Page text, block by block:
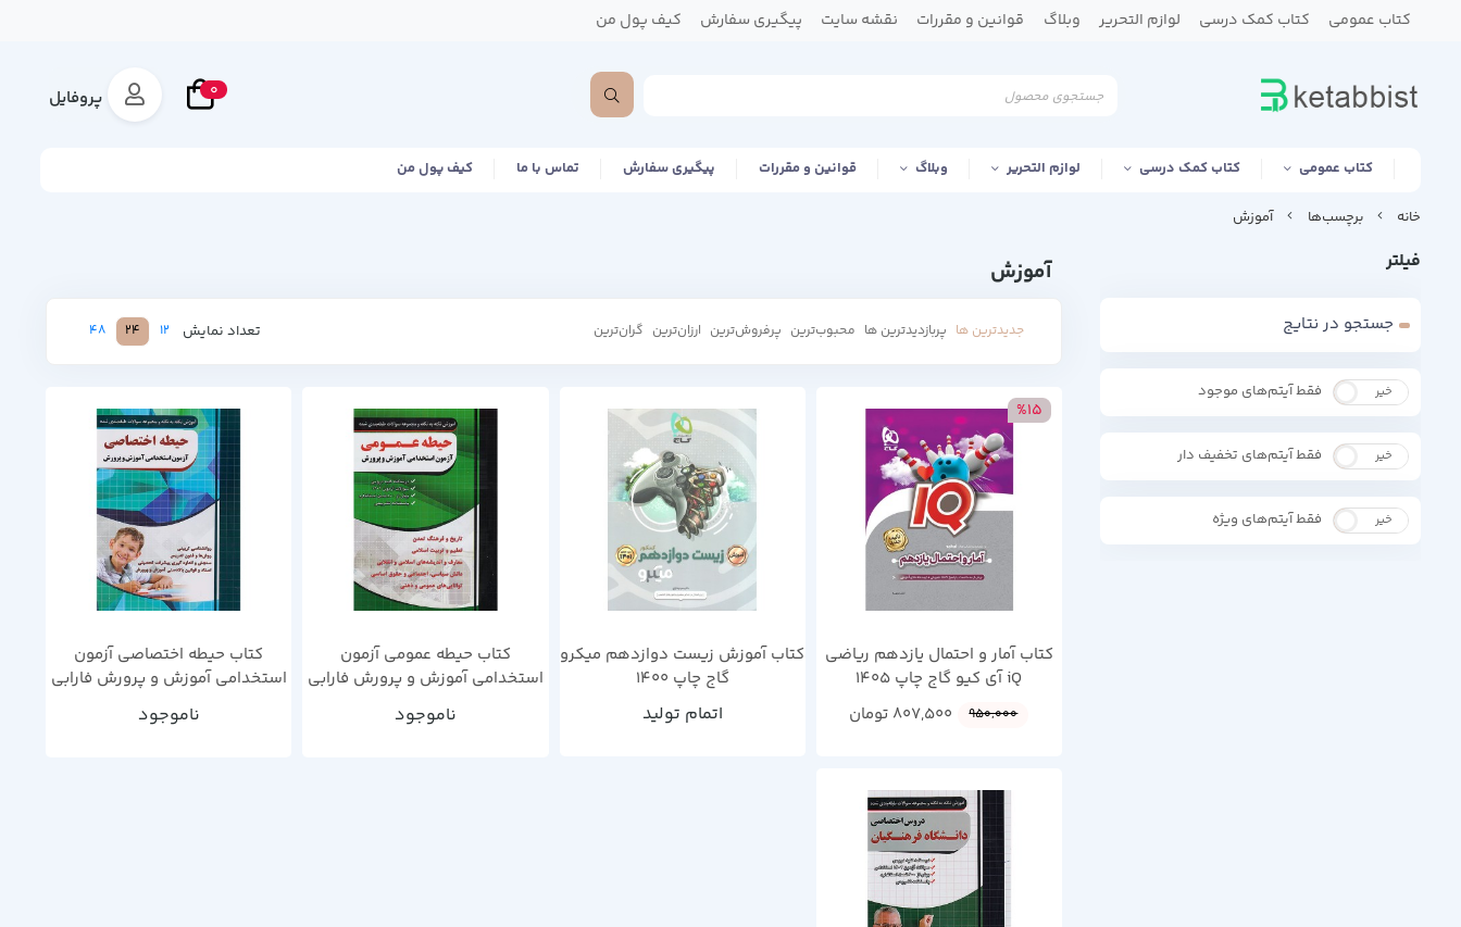
کتاب عمومی کتاب کمک درسی لوازم التحریر وبلاگ قوانین و مقررات نقشه سایت پیگیری سفارش کیف پول من
0 پروفایل
کتاب عمومی کتاب کمک درسی لوازم التحریر وبلاگ قوانین و مقررات پیگیری سفارش تماس با ما کیف پول من
خانه برچسب‌ها آموزش
فیلتر
جستجو در نتایج
بله خیر فقط آیتم‌های موجود
بله خیر فقط آیتم‌های تخفیف دار
بله خیر فقط آیتم‌های ویژه
آموزش
جدیدترین ها پربازدیدترین ها محبوب‌‌ترین پرفروش‌ترین ارزان‌ترین گران‌ترین تعداد نمایش 12
24
48
کتاب آمار و احتمال یازدهم ریاضی
iQ آی کیو گاج چاپ 1405
%15
950,000
807,500 تومان
کتاب آموزش زیست دوازدهم میکرو
گاج چاپ 1400
اتمام تولید
کتاب حیطه عمومی آزمون
استخدامی آموزش و پرورش فارابی
چهارخونه سال چاپ 1402
ناموجود
کتاب حیطه اختصاصی آزمون
استخدامی آموزش و پرورش فارابی
چهارخونه سال چاپ 1402
ناموجود